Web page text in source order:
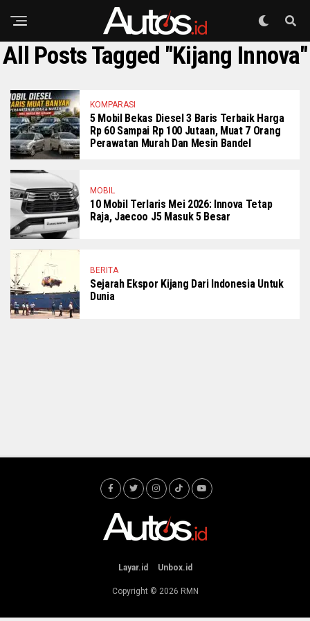
All Posts Tagged "Kijang Innova"
KOMPARASI
5 Mobil Bekas Diesel 3 Baris Terbaik Harga
Rp 60 Sampai Rp 100 Jutaan, Muat 7 Orang
Perawatan Murah Dan Mesin Bandel
MOBIL
10 Mobil Terlaris Mei 2026: Innova Tetap
Raja, Jaecoo J5 Masuk 5 Besar
BERITA
Sejarah Ekspor Kijang Dari Indonesia Untuk
Dunia
Layar.id Unbox.id
Copyright © 2026 RMN